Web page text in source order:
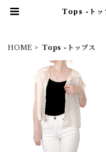
Tops -ト
HOME Tops -トップス